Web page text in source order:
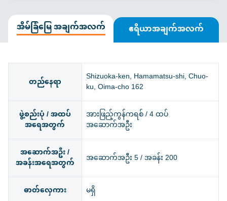
အိမ်ခြံမြေ အချက်အလက် ဧရိယာအချက်အလက်
တည်နေရာ Shizuoka-ken, Hamamatsu-shi, Chuo-
ku, Oima-cho 162
ဖွဲ့စည်းပုံ / အထပ်
အရေအတွက်
အားဖြည့်ကွန်ကရစ် / 4 ထပ်
အဆောက်အဦး
အဆောက်အဦး /
အခန်းအရေအတွက် အဆောက်အဦး 5 / အခန်း 200
ဓာတ်လှေကား
မရှိ